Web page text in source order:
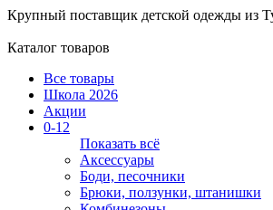
Крупный поставщик детской одежды из
Каталог товаров
Все товары
Школа 2026
Акции
0-12
Показать всё
Аксессуары
Боди, песочники
Брюки, ползунки, штанишки